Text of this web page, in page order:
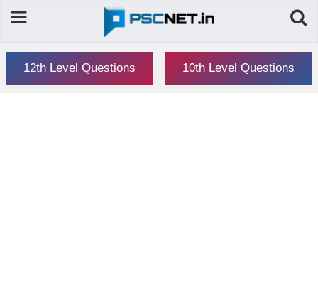
12th Level Questions 10th Level Questions